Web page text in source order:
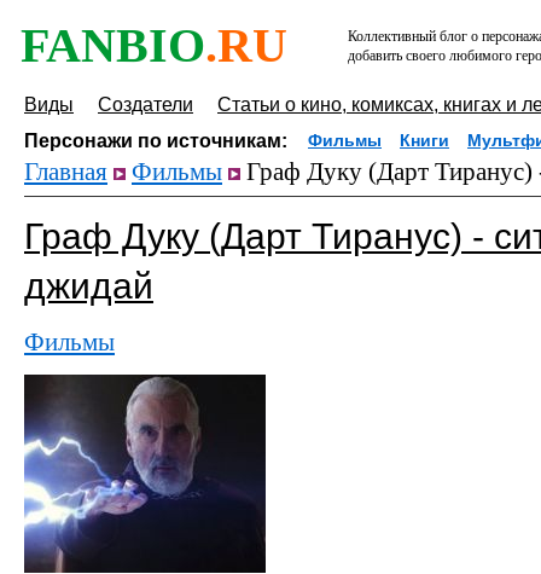
FANBIO.RU
Коллективный блог о
добавить своего любимого
Виды Создатели
Статьи о кино, комиксах, книгах и
Персонажи по источникам:
Фильмы Книги
Главная Фильмы Граф Дуку (Дарт
Граф Дуку (Дарт Тиранус) -
джидай
Фильмы